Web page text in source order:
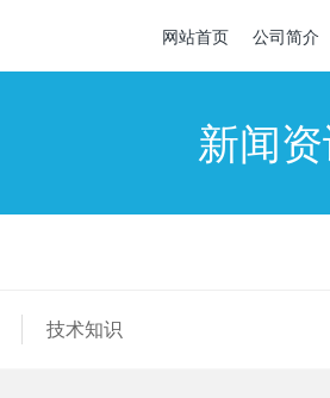
网站首页 公司简介
新闻
技术知识